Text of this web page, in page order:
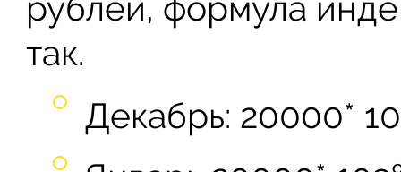
так.
Декабрь: 20000*